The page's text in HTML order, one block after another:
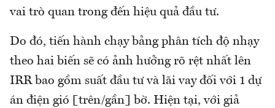
vai trò quan trong đến hiệu quả đầu tư.
Do đó, tiến hành chạy bảng phân tích độ nhạy
theo hai biến sẽ có ảnh hưởng rõ rệt nhất lên
IRR bao gồm suất đầu tư và lãi vay đối với 1 dự
án điện gió [trên/gần] bờ. Hiện tại, với giả